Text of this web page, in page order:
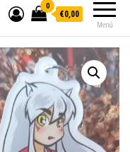
Menú
0
€0,00